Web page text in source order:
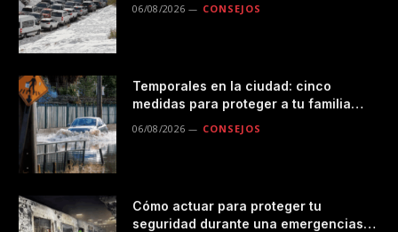
06/08/2026 CONSEJOS
Temporales en la ciudad: cinco
medidas para proteger a tu familia
06/08/2026 CONSEJOS
Cómo actuar para proteger tu
seguridad durante una emergencias